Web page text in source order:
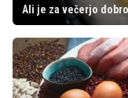
Ali je za večerjo